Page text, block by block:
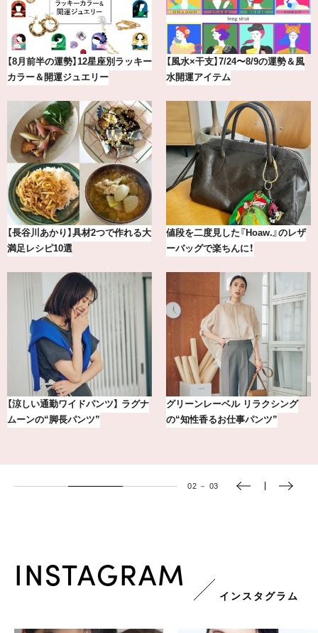
最新版！東京都内のおしゃれな朝活
カフェ＆モーニング9選
【BAILA×OMO】ウオズミアミ描き
下ろし！金沢の旅リスト
【2026年8月】鏡リュウジの12星座
別占い
冷凍宅配食【nosh-ナッシュ】で叶
える、がんばる私の「がん…
気分が上がる「フルラ」のアイウェ
アを「眼鏡市場」で探して。
おしゃれが即決まる！真夏の着こな
し7選【1週間コーデまとめ】
03 － 03
INSTAGRAM
インスタグラム